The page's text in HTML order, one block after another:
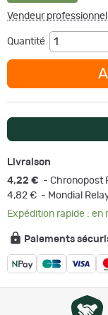
Vendeur professionnel
Quantité
Livraison
4,22 € - Chronopost
4,82 € - Mondial
Expédition rapide : en
Paiements